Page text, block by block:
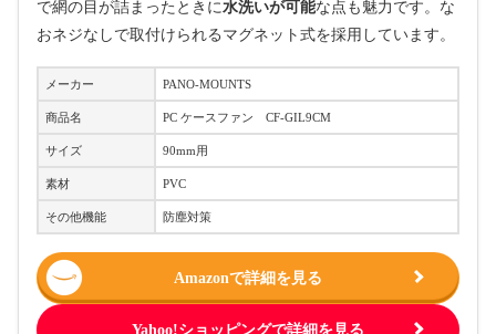
で網の目が詰まったときに水洗いが可能な点も魅力です。な
おネジなしで取付けられるマグネット式を採用しています。
メーカー PANO-MOUNTS
商品名 PC ケースファン CF-GIL9CM
サイズ 90mm用
素材 PVC
その他機能 防塵対策
Amazonで詳細を見る
Yahoo!ショッピングで詳細を見る